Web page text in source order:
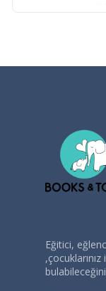
Eğitici,